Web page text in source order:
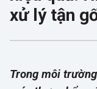
xử lý tận
Trong môi